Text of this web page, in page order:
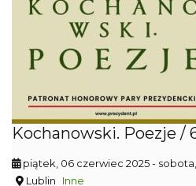
Kochanowski. Poezje /
piątek, 06 czerwiec 2025-
Lublin
Inne